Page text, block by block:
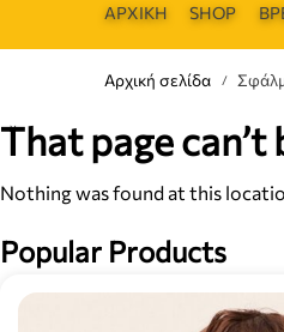
ΑΡΧΙΚΉ SHOP
Αρχική σελίδα /
That page can’t
Nothing was found at this
Popular Products